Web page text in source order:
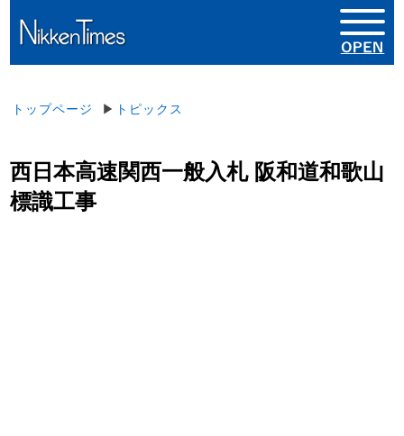
トップページ ▶ トピックス
西日本高速関西一般入札 阪和道和歌山
標識工事